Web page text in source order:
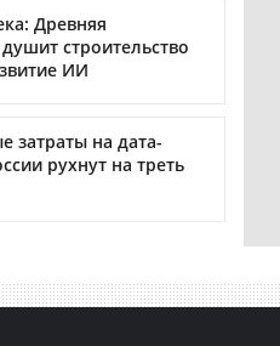
Древняя
строительство
ИИ
затраты на дата-
рухнут на треть